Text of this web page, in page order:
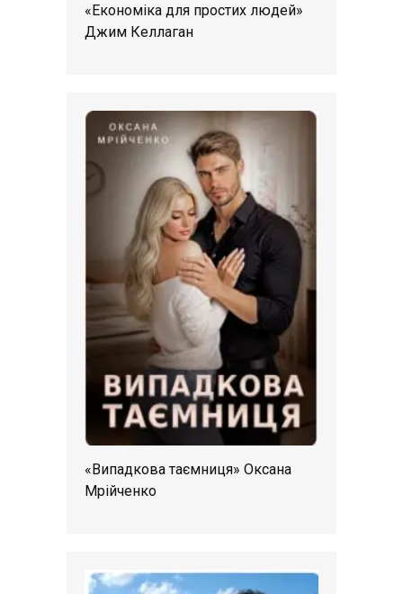
«Економіка для простих людей»
Джим Келлаган
«Випадкова таємниця» Оксана
Мрійченко